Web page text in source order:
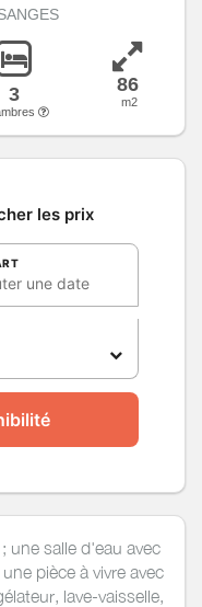
3 86
m2
les prix
une date
une salle d'eau avec
pièce à vivre avec
lave-vaisselle,